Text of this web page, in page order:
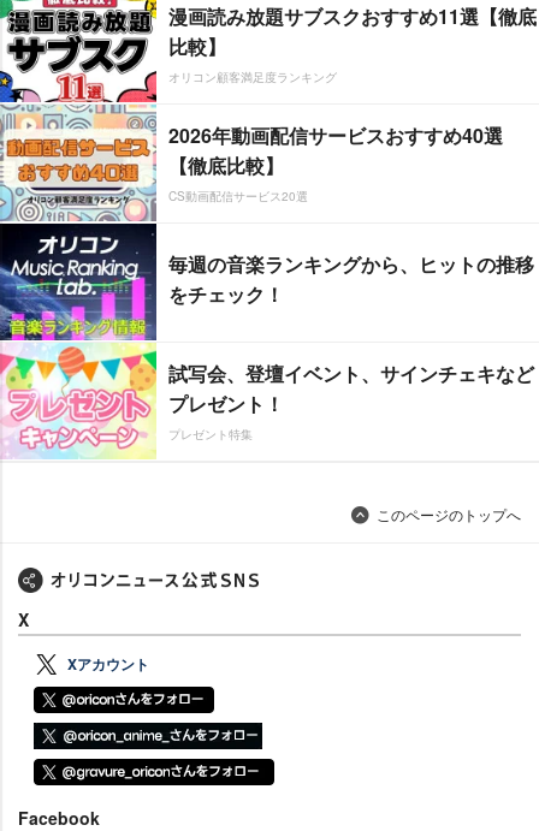
漫画読み放題サブスクおすすめ11選【徹底
比較】
オリコン顧客満足度ランキング
2026年動画配信サービスおすすめ40選
【徹底比較】
CS動画配信サービス20選
毎週の音楽ランキングから、ヒットの推移
をチェック！
試写会、登壇イベント、サインチェキなど
プレゼント！
プレゼント特集
このページのトップへ
X
Xアカウント
Facebook